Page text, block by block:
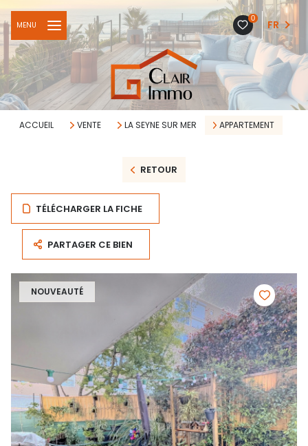
0
FR
MENU
ACCUEIL VENTE LA SEYNE SUR MER APPARTEMENT
RETOUR
TÉLÉCHARGER LA FICHE
PARTAGER CE BIEN
NOUVEAUTÉ